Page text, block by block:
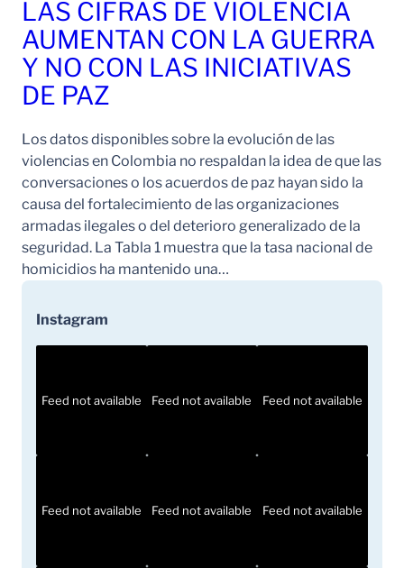
LAS CIFRAS DE VIOLENCIA
AUMENTAN CON LA GUERRA
Y NO CON LAS INICIATIVAS
DE PAZ
Los datos disponibles sobre la evolución de las
violencias en Colombia no respaldan la idea de que las
conversaciones o los acuerdos de paz hayan sido la
causa del fortalecimiento de las organizaciones
armadas ilegales o del deterioro generalizado de la
seguridad. La Tabla 1 muestra que la tasa nacional de
homicidios ha mantenido una…
Instagram
Feed not available Feed not available Feed not available
Feed not available Feed not available Feed not available